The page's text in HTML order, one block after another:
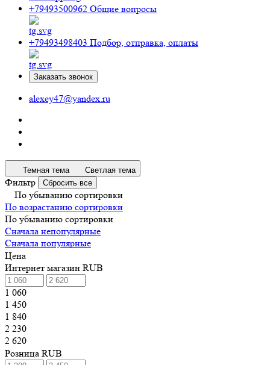
+79493500962 Общие вопросы
+79493498403 Подбор, отправка, оплаты
Заказать звонок
alexey47@yandex.ru
Темная тема Светлая тема
Фильтр Сбросить все
По убыванию сортировки
По возрастанию сортировки
По убыванию сортировки
Сначала непопулярные
Сначала популярные
Цена
Интернет магазин RUB
1 060
1 450
1 840
2 230
2 620
Розница RUB